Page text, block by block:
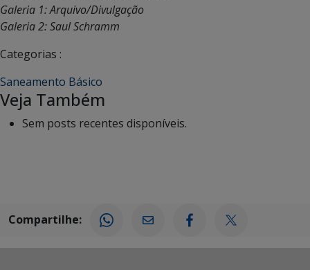
Galeria 1: Arquivo/Divulgação
Galeria 2: Saul Schramm
Categorias :
Saneamento Básico
Veja Também
Sem posts recentes disponíveis.
Compartilhe: